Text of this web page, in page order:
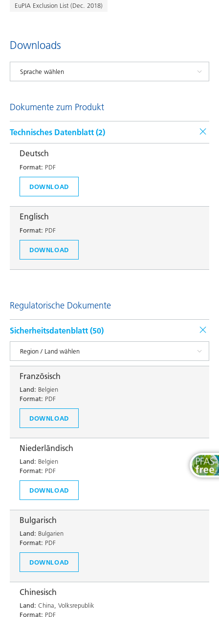
EuPIA Exclusion List (Dec. 2018)
Downloads
Dokumente zum Produkt
Technisches Datenblatt (2)
Deutsch
Format: PDF
DOWNLOAD
Englisch
Format: PDF
DOWNLOAD
Regulatorische Dokumente
Sicherheitsdatenblatt (50)
Französisch
Land: Belgien
Format: PDF
DOWNLOAD
Niederländisch
Land: Belgien
Format: PDF
DOWNLOAD
Bulgarisch
Land: Bulgarien
Format: PDF
DOWNLOAD
Chinesisch
Land: China, Volksrepublik
Format: PDF